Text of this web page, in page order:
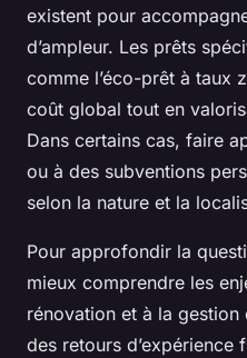
existent pour
d’ampleur. Les prêts
comme l’éco-prêt à taux
coût global tout en
Dans certains cas, faire
ou à des subventions
selon la nature et la
Pour approfondir la
mieux comprendre les
rénovation et à la
des retours d’expérience